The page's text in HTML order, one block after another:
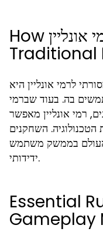
How רמי אונליין Differs from
Traditional
לרמי אונליין היא
בה. בעוד שברמי
רמי אונליין מאפשר
השחקנים
העולם בממשק משתמש
ידידותי.
Essential
Gameplay